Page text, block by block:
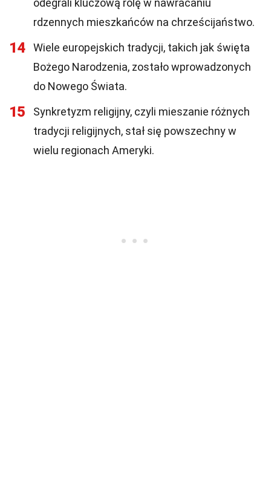
odegrali kluczową rolę w nawracaniu
rdzennych mieszkańców na chrześcijaństwo.
14
Wiele europejskich tradycji, takich jak święta
Bożego Narodzenia, zostało wprowadzonych
do Nowego Świata.
15
Synkretyzm religijny, czyli mieszanie różnych
tradycji religijnych, stał się powszechny w
wielu regionach Ameryki.